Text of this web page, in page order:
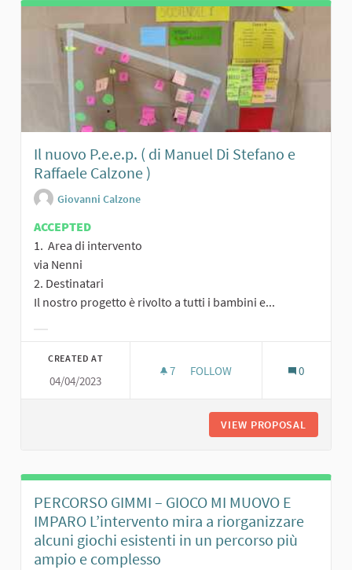
Il nuovo P.e.e.p. ( di Manuel Di Stefano e
Raffaele Calzone )
Giovanni Calzone
ACCEPTED
1. Area di intervento
via Nenni
2. Destinatari
Il nostro progetto è rivolto a tutti i bambini e...
CREATED AT
04/04/2023
7 7 FOLLOWERS
FOLLOW 0
VIEW PROPOSAL
PERCORSO GIMMI – GIOCO MI MUOVO E
IMPARO L’intervento mira a riorganizzare
alcuni giochi esistenti in un percorso più
ampio e complesso